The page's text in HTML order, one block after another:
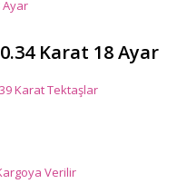
Karat 18 Ayar
Karat Tektaşlar
Verilir